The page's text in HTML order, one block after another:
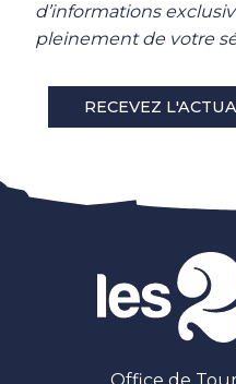
d’informations
pleinement de votre
RECEVEZ